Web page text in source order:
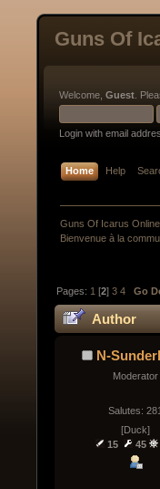
Guns Of
Welcome, Guest .
Login with email
Home Help
Guns Of Icarus Online
Bienvenue à la
Pages: 1 [2]3 4 Go
Author
N-
Moderator
Salutes: 281
[Duck]
15
45